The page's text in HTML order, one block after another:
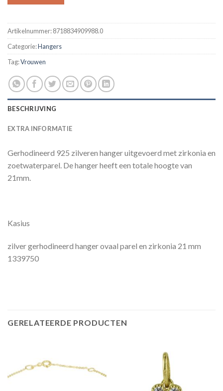
Artikelnummer:8718834909988.0
Categorie:Hangers
Tag:Vrouwen
BESCHRIJVING
EXTRA INFORMATIE
Gerhodineerd 925 zilveren hanger uitgevoerd met zirkonia en
zoetwaterparel. De hanger heeft een totale hoogte van
21mm.
Kasius
zilver gerhodineerd hanger ovaal parel en zirkonia 21 mm
1339750
GERELATEERDE PRODUCTEN